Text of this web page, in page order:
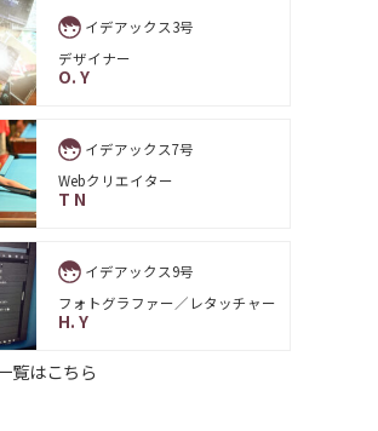
イデアックス3号
デザイナー
O. Y
イデアックス7号
Webクリエイター
T N
イデアックス9号
フォトグラファー／レタッチャー
H. Y
覧はこちら